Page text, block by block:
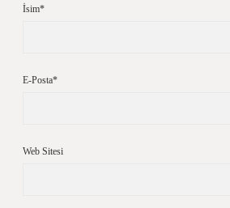
İsim*
E-Posta*
Web Sitesi